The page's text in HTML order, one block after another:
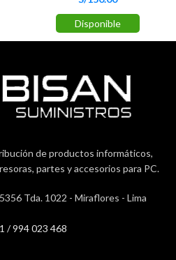
Disponible
de productos informáticos,
partes y accesorios para PC.
Tda. 1022 - Miraflores - Lima
/ 994 023 468